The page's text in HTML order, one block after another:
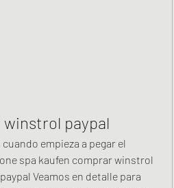
paypal
empieza a pegar el
spa kaufen comprar winstrol
Veamos en detalle para